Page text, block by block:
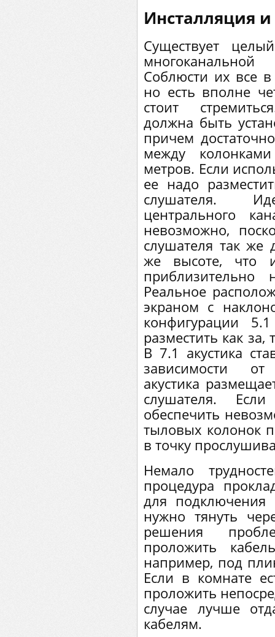
Инсталляция
Существует
Соблюсти их все
но есть вполне
стоит
должна быть
причем
между
метров. Если
ее надо
слушателя.
центрального
невозможно,
слушателя так же
же высоте, что
Реальное
экраном с
конфигурации
разместить как
В 7.1 акустика
зависимости
акустика
слушателя.
обеспечить
тыловых колонок
в точку
Немало
процедура
для
нужно тянуть
решения
проложить
например, под
Если в комнате
проложить
случае лучше
кабелям.